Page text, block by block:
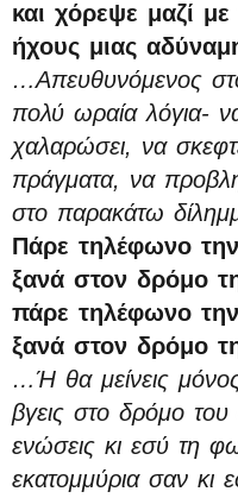
και χόρεψε μαζί
ήχους μιας
…Απευθυνόμενος
πολύ ωραία λόγια-
χαλαρώσει, να
πράγματα, να
στο παρακάτω
Πάρε τηλέφωνο
ξανά στον δρόμο
πάρε τηλέφωνο
ξανά στον δρόμο
…Ή θα μείνεις
βγεις στο δρόμο
ενώσεις κι εσύ τη
εκατομμύρια σαν κι